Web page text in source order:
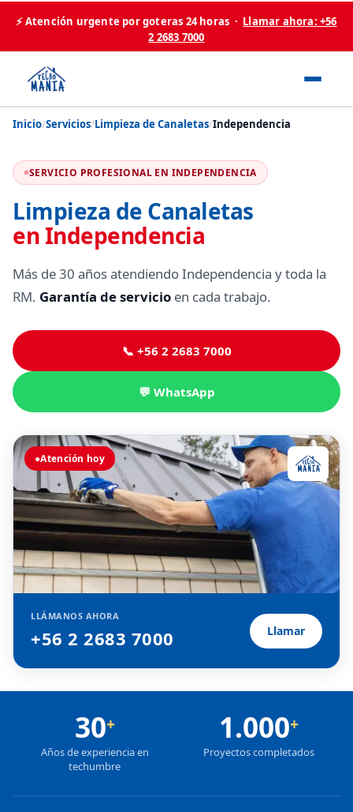
⚡ Atención urgente por goteras 24 horas · Llamar ahora: +56
2 2683 7000
Inicio/Servicios/Limpieza de Canaletas/Independencia
SERVICIO PROFESIONAL EN INDEPENDENCIA
Limpieza de Canaletas
en Independencia
Más de 30 años atendiendo Independencia y toda la
RM. Garantía de servicio en cada trabajo.
📞 +56 2 2683 7000
💬 WhatsApp
●Atención hoy
LLÁMANOS AHORA
+56 2 2683 7000 Llamar
30+
Años de experiencia en
techumbre
1.000+
Proyectos completados